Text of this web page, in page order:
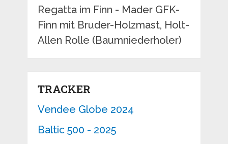
Regatta im Finn - Mader GFK-
Finn mit Bruder-Holzmast, Holt-
Allen Rolle (Baumniederholer)
TRACKER
Vendee Globe 2024
Baltic 500 - 2025